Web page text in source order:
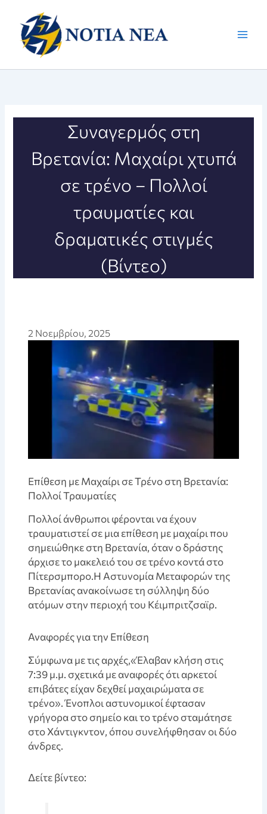
περιεχόμενο
Συναγερμός στη
Βρετανία: Μαχαίρι χτυπά
σε τρένο – Πολλοί
τραυματίες και
δραματικές στιγμές
(Βίντεο)
2 Νοεμβρίου, 2025
Επίθεση με Μαχαίρι σε Τρένο στη Βρετανία:
Πολλοί Τραυματίες
Πολλοί άνθρωποι φέρονται να έχουν
τραυματιστεί σε μια επίθεση με μαχαίρι που
σημειώθηκε στη Βρετανία, όταν ο δράστης
άρχισε το μακελειό του σε τρένο κοντά στο
Πίτερσμπορο.Η Αστυνομία Μεταφορών της
Βρετανίας ανακοίνωσε τη σύλληψη δύο
ατόμων στην περιοχή του Κέιμπριτζσαϊρ.
Αναφορές για την Επίθεση
Σύμφωνα με τις αρχές,«Έλαβαν κλήση στις
7:39 μ.μ. σχετικά με αναφορές ότι αρκετοί
επιβάτες είχαν δεχθεί μαχαιρώματα σε
τρένο». Ένοπλοι αστυνομικοί έφτασαν
γρήγορα στο σημείο και το τρένο σταμάτησε
στο Χάντιγκντον, όπου συνελήφθησαν οι δύο
άνδρες.
Δείτε βίντεο: